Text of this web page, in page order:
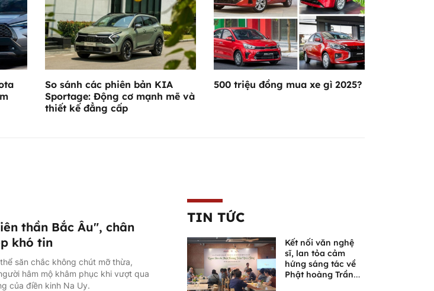
So sánh các phiên bản KIA
Sportage: Động cơ mạnh mẽ và
thiết kế đẳng cấp
500 triệu đồng mua xe gì 2025?
thần Bắc Âu", chân
khó tin
săn chắc không chút mỡ thừa,
hâm mộ khâm phục khi vượt qua
của điền kinh Na Uy.
TIN TỨC
Kết nối văn nghệ
sĩ, lan tỏa cảm
hứng sáng tác về
Phật hoàng Trần